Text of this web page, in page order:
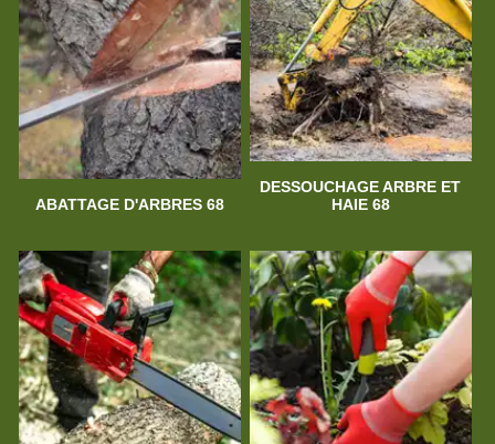
ABATTAGE D'ARBRES 68
DESSOUCHAGE ARBRE ET
HAIE 68